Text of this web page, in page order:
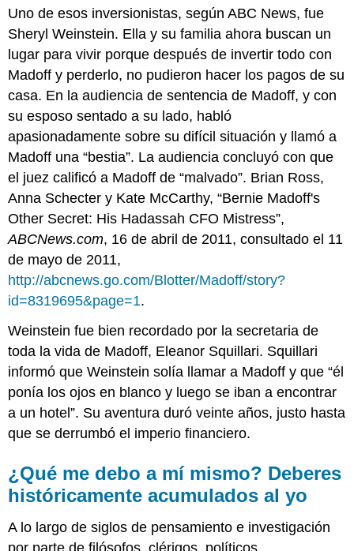
Uno de esos inversionistas, según ABC News, fue
Sheryl Weinstein. Ella y su familia ahora buscan un
lugar para vivir porque después de invertir todo con
Madoff y perderlo, no pudieron hacer los pagos de su
casa. En la audiencia de sentencia de Madoff, y con
su esposo sentado a su lado, habló
apasionadamente sobre su difícil situación y llamó a
Madoff una “bestia”. La audiencia concluyó con que
el juez calificó a Madoff de “malvado”. Brian Ross,
Anna Schecter y Kate McCarthy, “Bernie Madoff's
Other Secret: His Hadassah CFO Mistress”,
ABCNews.com, 16 de abril de 2011, consultado el 11
de mayo de 2011,
http://abcnews.go.com/Blotter/Madoff/story?
id=8319695&page=1.
Weinstein fue bien recordado por la secretaria de
toda la vida de Madoff, Eleanor Squillari. Squillari
informó que Weinstein solía llamar a Madoff y que “él
ponía los ojos en blanco y luego se iban a encontrar
a un hotel”. Su aventura duró veinte años, justo hasta
que se derrumbó el imperio financiero.
¿Qué me debo a mí mismo? Deberes
históricamente acumulados al yo
A lo largo de siglos de pensamiento e investigación